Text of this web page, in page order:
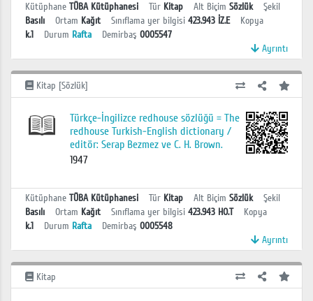
Kütüphane TÜBA Kütüphanesi Tür Kitap Alt Biçim Sözlük
Şekil
Basılı
Ortam Kağıt Sınıflama yer bilgisi 423.943 İZ.E
Kopya
k.1
Durum Rafta Demirbaş 0005547
Ayrıntı
Kitap [Sözlük]
Türkçe-İngilizce redhouse sözlüğü = The
redhouse Turkish-English dictionary /
editör: Serap Bezmez ve C. H. Brown.
1947
Kütüphane TÜBA Kütüphanesi Tür Kitap Alt Biçim Sözlük
Şekil
Basılı
Ortam Kağıt Sınıflama yer bilgisi 423.943 HO.T
Kopya
k.1
Durum Rafta Demirbaş 0005548
Ayrıntı
Kitap